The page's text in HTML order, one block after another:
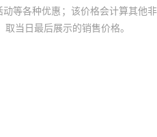
等各种优惠；该价格会计算其他
当日最后展示的销售价格。